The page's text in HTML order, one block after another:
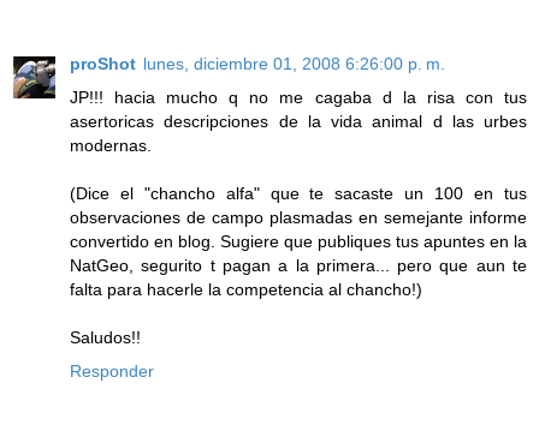
proShot lunes, diciembre 01, 2008 6:26:00 p. m.
JP!!! hacia mucho q no me cagaba d la risa con tus
asertoricas descripciones de la vida animal d las urbes
modernas.
(Dice el "chancho alfa" que te sacaste un 100 en tus
observaciones de campo plasmadas en semejante informe
convertido en blog. Sugiere que publiques tus apuntes en la
NatGeo, segurito t pagan a la primera... pero que aun te
falta para hacerle la competencia al chancho!)
Saludos!!
Responder